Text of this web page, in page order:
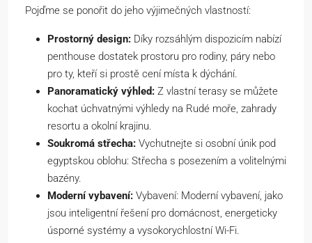
Pojďme se ponořit do jeho výjimečných vlastností:
Prostorný design: Díky rozsáhlým dispozicím nabízí
penthouse dostatek prostoru pro rodiny, páry nebo
pro ty, kteří si prostě cení místa k dýchání.
Panoramatický výhled: Z vlastní terasy se můžete
kochat úchvatnými výhledy na Rudé moře, zahrady
resortu a okolní krajinu.
Soukromá střecha: Vychutnejte si osobní únik pod
egyptskou oblohu: Střecha s posezením a volitelnými
bazény.
Moderní vybavení: Vybavení: Moderní vybavení, jako
jsou inteligentní řešení pro domácnost, energeticky
úsporné systémy a vysokorychlostní Wi-Fi.